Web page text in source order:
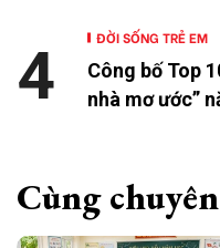
ĐỜI SỐNG TRẺ EM
Công bố Top
nhà mơ ước”
4
Cùng